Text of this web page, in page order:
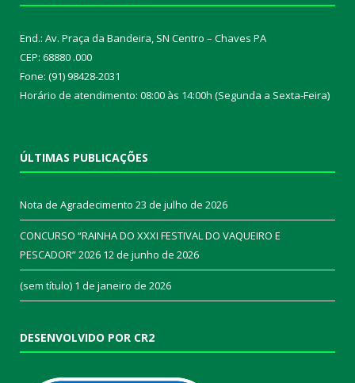
End.: Av. Praça da Bandeira, SN Centro – Chaves PA
CEP: 68880 .000
Fone: (91) 98428-2031
Horário de atendimento: 08:00 às 14:00h (Segunda a Sexta-Feira)
ÚLTIMAS PUBLICAÇÕES
Nota de Agradecimento 23 de julho de 2026
CONCURSO “RAINHA DO XXXI FESTIVAL DO VAQUEIRO E
PESCADOR” 2026 12 de junho de 2026
(sem título) 1 de janeiro de 2026
DESENVOLVIDO POR CR2